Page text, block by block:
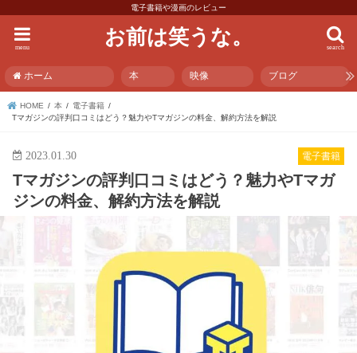
電子書籍や漫画のレビュー
お前は笑うな。 search
menu
ホーム 本 映像 ブログ
HOME 本
電子書籍
Tマガジンの評判口コミはどう？魅力やTマガジンの料金、解約方法を解説
電子書籍
2023.01.30
Tマガジンの評判口コミはどう？魅力やTマガ
ジンの料金、解約方法を解説